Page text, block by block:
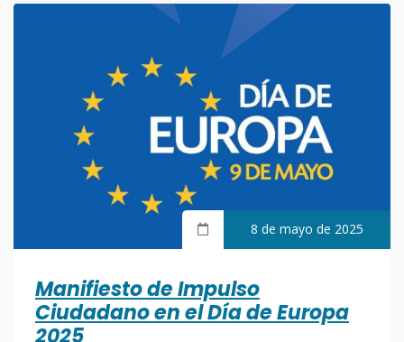
8 de mayo de 2025
Manifiesto de Impulso
Ciudadano en el Día de Europa
2025